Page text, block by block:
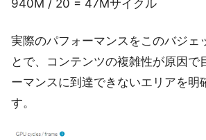
940M / 20 = 47Mサイクル
実際のパフォーマンスをこのバジェ
とで、コンテンツの複雑性が原因で
ーマンスに到達できないエリアを明
す。